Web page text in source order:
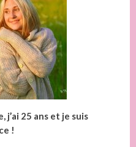
j’ai 25 ans et je suis
!